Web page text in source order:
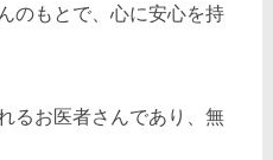
のもとで、心に安心を持
るお医者さんであり、無